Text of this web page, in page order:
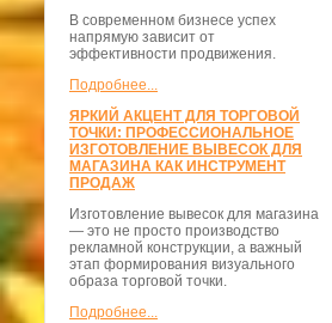
В современном бизнесе успех
напрямую зависит от
эффективности продвижения.
Подробнее...
ЯРКИЙ АКЦЕНТ ДЛЯ ТОРГОВОЙ
ТОЧКИ: ПРОФЕССИОНАЛЬНОЕ
ИЗГОТОВЛЕНИЕ ВЫВЕСОК ДЛЯ
МАГАЗИНА КАК ИНСТРУМЕНТ
ПРОДАЖ
Изготовление вывесок для магазина
— это не просто производство
рекламной конструкции, а важный
этап формирования визуального
образа торговой точки.
Подробнее...